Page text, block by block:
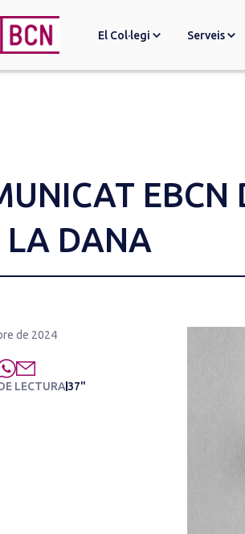
El Col·legi Serveis
LA DANA
de 2024
LECTURA 37"